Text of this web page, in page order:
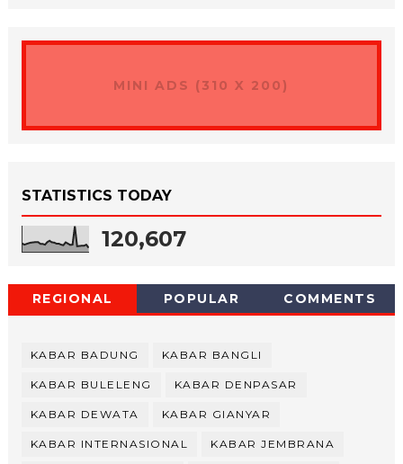
MINI ADS (310 X 200)
STATISTICS TODAY
120,607
REGIONAL POPULAR COMMENTS
KABAR BADUNG KABAR BANGLI
KABAR BULELENG KABAR DENPASAR
KABAR DEWATA KABAR GIANYAR
KABAR INTERNASIONAL KABAR JEMBRANA